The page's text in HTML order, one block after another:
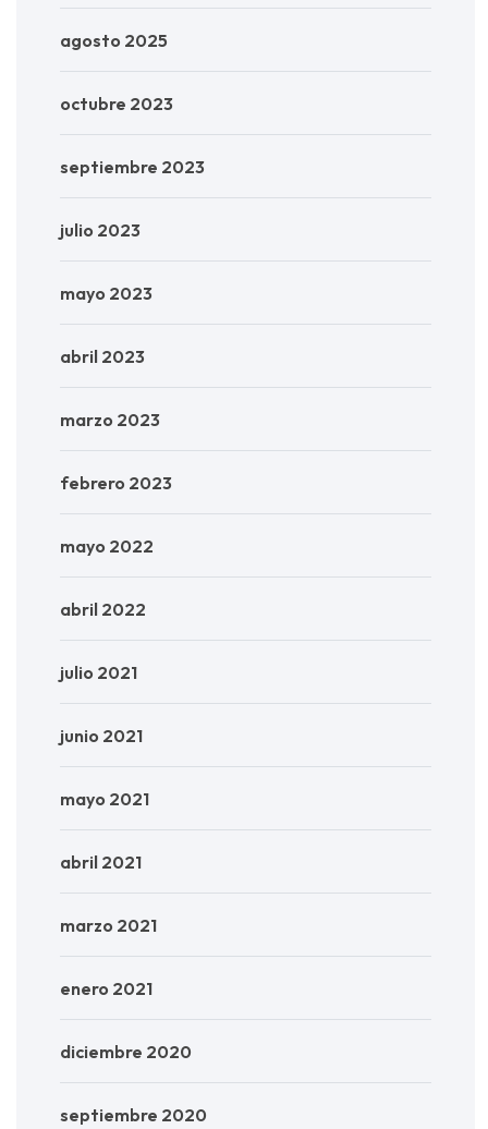
agosto 2025
octubre 2023
septiembre 2023
julio 2023
mayo 2023
abril 2023
marzo 2023
febrero 2023
mayo 2022
abril 2022
julio 2021
junio 2021
mayo 2021
abril 2021
marzo 2021
enero 2021
diciembre 2020
septiembre 2020